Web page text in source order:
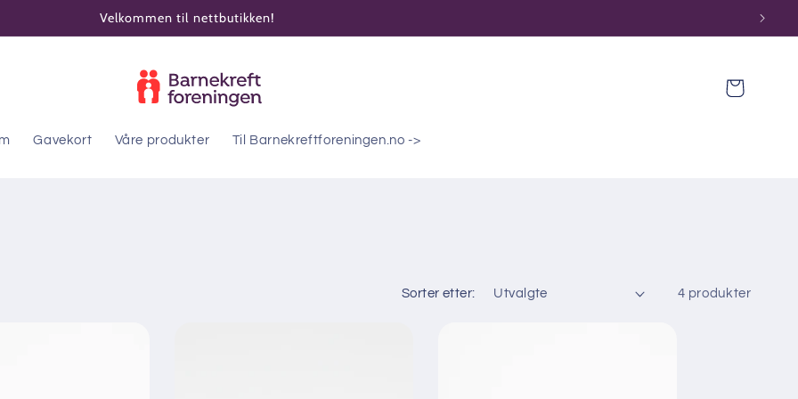
Velkommen til nettbutikken!
Gavekort Våre produkter Til Barnekreftforeningen.no ->
Handlekurv
Sorter etter: 4 produkter